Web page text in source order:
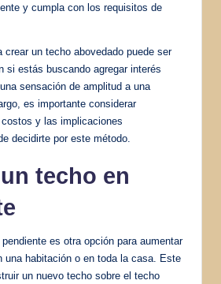
y cumpla con los requisitos de
crear un techo abovedado puede ser
si estás buscando agregar interés
sensación de amplitud a una
es importante considerar
y las implicaciones
decidirte por este método.
techo en
es otra opción para aumentar
una habitación o en toda la casa. Este
un nuevo techo sobre el techo